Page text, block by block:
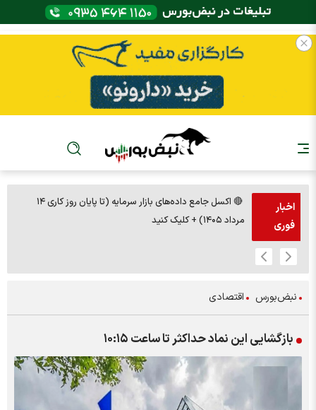
اخبار
فوری
🔴 اکسل جامع داده‌های بازار سرمایه (تا پایان روز کاری ۱۴
مرداد ۱۴۰۵) + کلیک کنید
نبض‌بورس اقتصادی
بازگشایی این نماد حداکثر تا ساعت ۱۰:۱۵